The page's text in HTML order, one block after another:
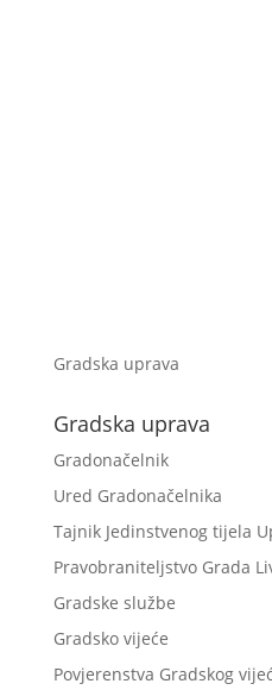
Gradska uprava
Gradska uprava
Gradonačelnik
Ured Gradonačelnika
Tajnik Jedinstvenog tijela
Pravobraniteljstvo Grada
Gradske službe
Gradsko vijeće
Povjerenstva Gradskog